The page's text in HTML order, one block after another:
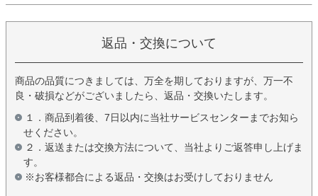
返品・交換について
商品の品質につきましては、万全を期しておりますが、万一不
良・破損などがございましたら、返品・交換いたします。
１．商品到着後、7日以内に当社サービスセンターまでお知ら
せください。
２．返送または交換方法について、当社よりご返答申し上げま
す。
※お客様都合による返品・交換はお受けしておりません